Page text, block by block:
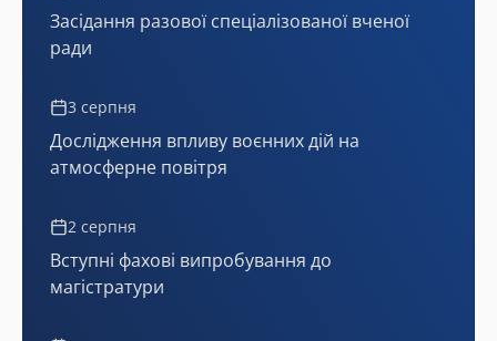
Засідання разової спеціалізованої вченої
ради
3 серпня
Дослідження впливу воєнних дій на
атмосферне повітря
2 серпня
Вступні фахові випробування до
магістратури